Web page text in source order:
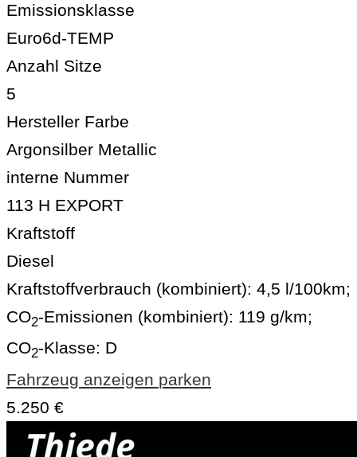
Emissionsklasse
Euro6d-TEMP
Anzahl Sitze
5
Hersteller Farbe
Argonsilber Metallic
interne Nummer
113 H EXPORT
Kraftstoff
Diesel
Kraftstoffverbrauch (kombiniert): 4,5 l/100km;
CO2-Emissionen (kombiniert): 119 g/km;
CO2-Klasse: D
Fahrzeug anzeigen parken
5.250 €